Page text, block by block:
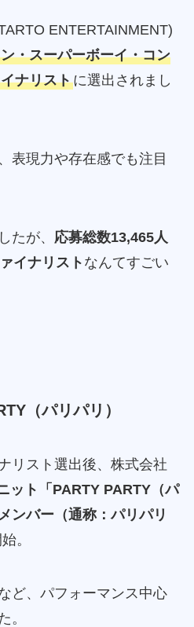
ENTERTAINMENT)
・スーパーボーイ・コン
ナリストに選出されまし
表現力や存在感でも注目
たが、 応募総数13,465人
イナリスト なんてすごい
（パリパリ）
リスト選出後、株式会社
ット「PARTY PARTY（パ
ンバー（通称：パリパリ
。
ど、パフォーマンス中心
。